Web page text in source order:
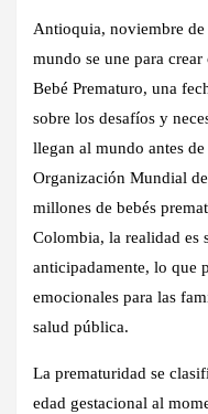
Antioquia, noviembre
mundo se une para
Bebé Prematuro, una
sobre los desafíos y
llegan al mundo antes
Organización Mundial
millones de bebés
Colombia, la realidad es
anticipadamente, lo que
emocionales para las
salud pública.
La prematuridad se
edad gestacional al